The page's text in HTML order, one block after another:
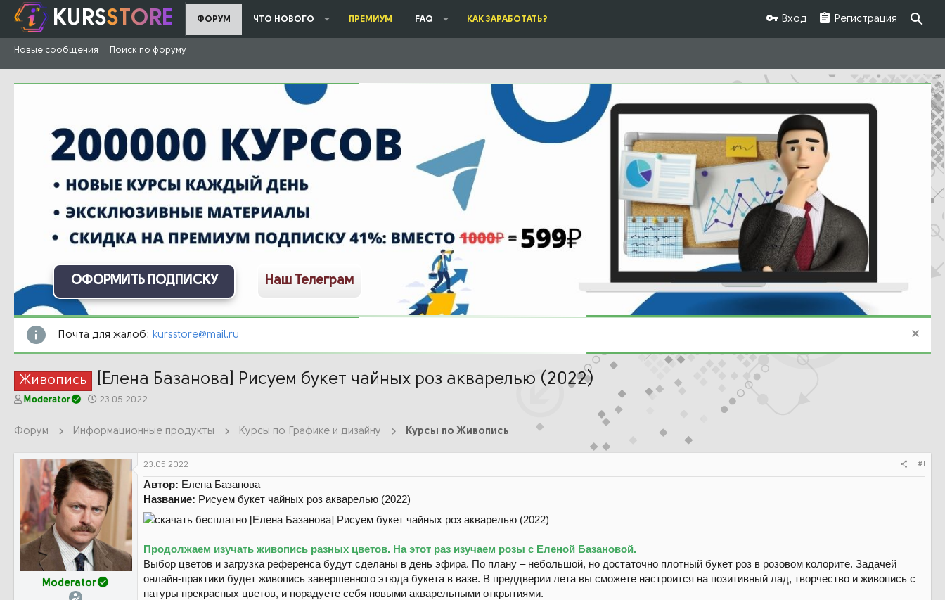
KURSSTORE ФОРУМ ЧТО НОВОГО ПРЕМИУМ FAQ КАК ЗАРАБОТАТЬ? Вход Регистрация
Новые сообщения Поиск по форуму
ОФОРМИТЬ ПОДПИСКУ Наш Телеграм
Почта для жалоб: kursstore@mail.ru
Живопись [Елена Базанова] Рисуем букет чайных роз акварелью (2022)
А
о
Moderator
Д
а
а
ч
а
а
23.05.2022
Форум Информационные продукты Курсы по Графике и дизайну Курсы по Живопись
Moderator
23.05.2022 #1
Автор: Елена Базанова
Название: Рисуем букет чайных роз акварелью (2022)
Продолжаем изучать живопись разных цветов. На этот раз изучаем розы с Еленой Базановой.
Выбор цветов и загрузка референса будут сделаны в день эфира. По плану – небольшой, но достаточно плотный букет роз в розовом колорите. Задачей
онлайн-практики будет живопись завершенного этюда букета в вазе. В преддверии лета вы сможете настроится на позитивный лад, творчество и живопись с
натуры прекрасных цветов, и порадуете себя новыми акварельными открытиями.